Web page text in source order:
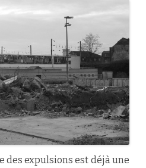
des expulsions est déjà une